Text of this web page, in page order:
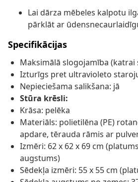
Lai dārza mēbeles kalpotu
pārklāt ar
Specifikācijas
Maksimālā slogojamība (katrai
Izturīgs pret ultravioleto
Nepieciešama salikšana: jā
Stūra krēsli:
Krāsa: pelēka
Materiāls: polietilēna (PE)
apdare, tērauda rāmis ar
Izmēri: 62 x 62 x 69 cm
augstums)
Sēdekļa izmēri: 55 x 55 cm